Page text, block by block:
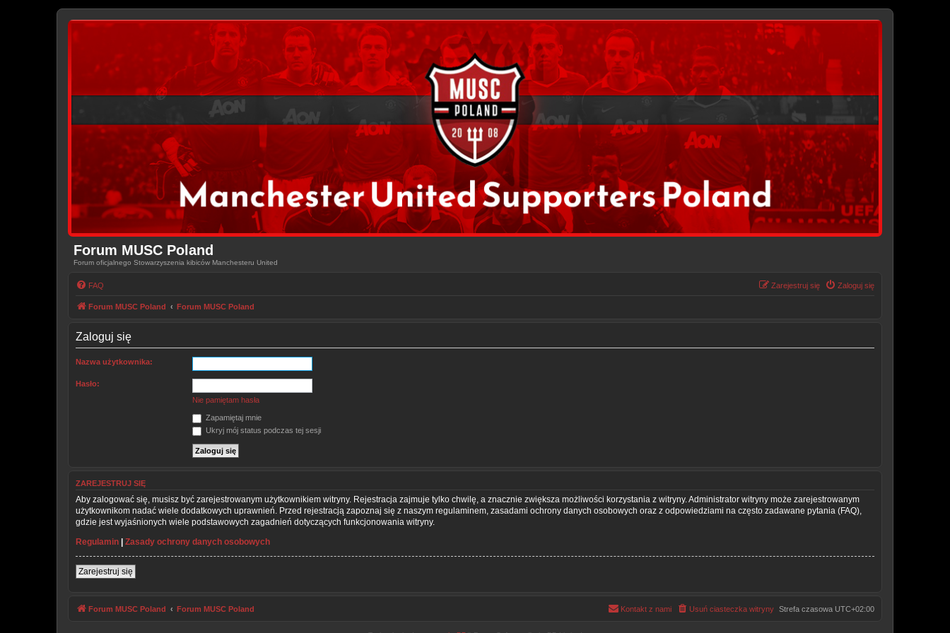
Forum MUSC Poland
Forum oficjalnego Stowarzyszenia kibiców Manchesteru United
FAQ Zaloguj się
Zarejestruj się
Forum MUSC Poland Forum MUSC Poland
Zaloguj się
Nazwa użytkownika:
Hasło:
Nie pamiętam hasła
Zapamiętaj mnie
Ukryj mój status podczas tej sesji
ZAREJESTRUJ SIĘ
Aby zalogować się, musisz być zarejestrowanym użytkownikiem witryny. Rejestracja zajmuje tylko chwilę, a znacznie zwiększa możliwości korzystania z witryny. Administrator witryny może zarejestrowanym
użytkownikom nadać wiele dodatkowych uprawnień. Przed rejestracją zapoznaj się z naszym regulaminem, zasadami ochrony danych osobowych oraz z odpowiedziami na często zadawane pytania (FAQ),
gdzie jest wyjaśnionych wiele podstawowych zagadnień dotyczących funkcjonowania witryny.
Regulamin
Zasady ochrony danych osobowych
Zarejestruj się
Forum MUSC Poland Forum MUSC Poland Strefa czasowa UTC+02:00
Usuń ciasteczka witryny
Kontakt z nami